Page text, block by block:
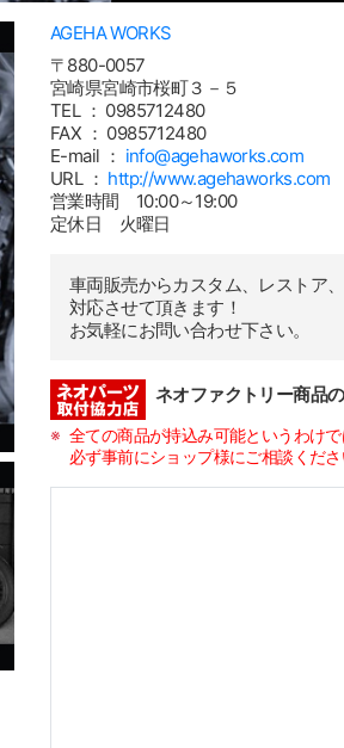
AGEHA WORKS
〒880-0057
宮崎県宮崎市桜町３－５
TEL ： 0985712480
FAX ： 0985712480
E-mail ： info@agehaworks.com
URL ： http://www.agehaworks.com
営業時間 10:00～19:00
定休日 火曜日
車両販売からカスタム、レストア
対応させて頂きます！
お気軽にお問い合わせ下さい。
ネオファクトリー商品
全ての商品が持込み可能というわけで
必ず事前にショップ様にご相談くださ